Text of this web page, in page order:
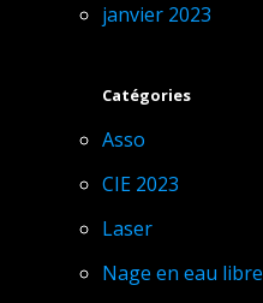
janvier 2023
Catégories
Asso
CIE 2023
Laser
Nage en eau libre